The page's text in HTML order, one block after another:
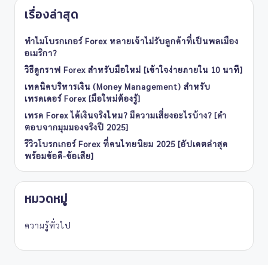
เรื่องล่าสุด
ทำไมโบรกเกอร์ Forex หลายเจ้าไม่รับลูกค้าที่เป็นพลเมือง
อเมริกา?
วิธีดูกราฟ Forex สำหรับมือใหม่ [เข้าใจง่ายภายใน 10 นาที]
เทคนิคบริหารเงิน (Money Management) สำหรับ
เทรดเดอร์ Forex [มือใหม่ต้องรู้]
เทรด Forex ได้เงินจริงไหม? มีความเสี่ยงอะไรบ้าง? [คำ
ตอบจากมุมมองจริงปี 2025]
รีวิวโบรกเกอร์ Forex ที่คนไทยนิยม 2025 [อัปเดตล่าสุด
พร้อมข้อดี-ข้อเสีย]
หมวดหมู่
ความรู้ทั่วไป